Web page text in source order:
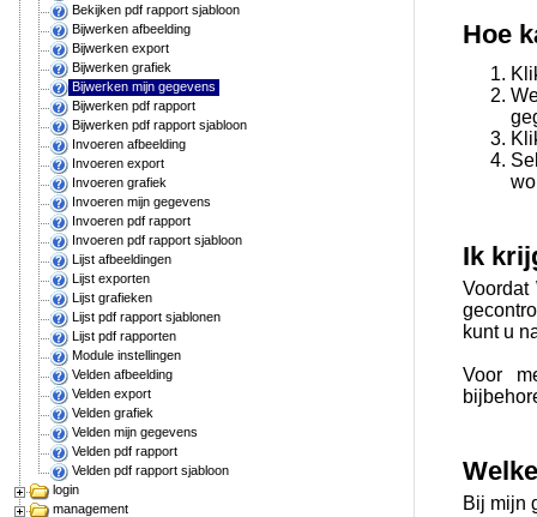
Bekijken pdf rapport sjabloon
Bijwerken afbeelding
Bijwerken export
Bijwerken grafiek
Bijwerken mijn gegevens
Bijwerken pdf rapport
Bijwerken pdf rapport sjabloon
Invoeren afbeelding
Invoeren export
Invoeren grafiek
Invoeren mijn gegevens
Invoeren pdf rapport
Invoeren pdf rapport sjabloon
Lijst afbeeldingen
Lijst exporten
Lijst grafieken
Lijst pdf rapport sjablonen
Lijst pdf rapporten
Module instellingen
Velden afbeelding
Velden export
Velden grafiek
Velden mijn gegevens
Velden pdf rapport
Velden pdf rapport sjabloon
login
management
Hoe
Ik
Voordat
kunt u
Voor
Bij mijn